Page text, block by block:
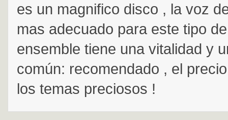
es un magnifico disco , la voz
mas adecuado para este tipo
ensemble tiene una vitalidad y
común: recomendado , el
los temas preciosos !